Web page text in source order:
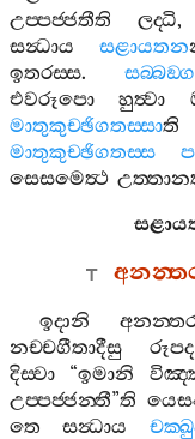
උප‍්පජ‍්ජතීති
ලද‍්ධි,
සන්‍ධාය
සළායතන
ඉතරස‍්ස.
එවරූපො
හුත්‍වා
මාතුකුච‍්ඡිගතස‍්සාති
මාතුකුච‍්ඡිගතස‍්ස
සෙසමෙත්‍ථ
ඉදානි
නච‍්චගීතාදීසු
දිස‍්වා “ඉමානි
උප‍්පජ‍්ජන‍්තී”ති
තෙ
සන්‍ධාය